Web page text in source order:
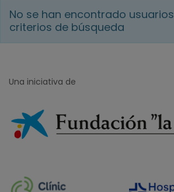
No se han encontrado
criterios de búsqueda
Una iniciativa de